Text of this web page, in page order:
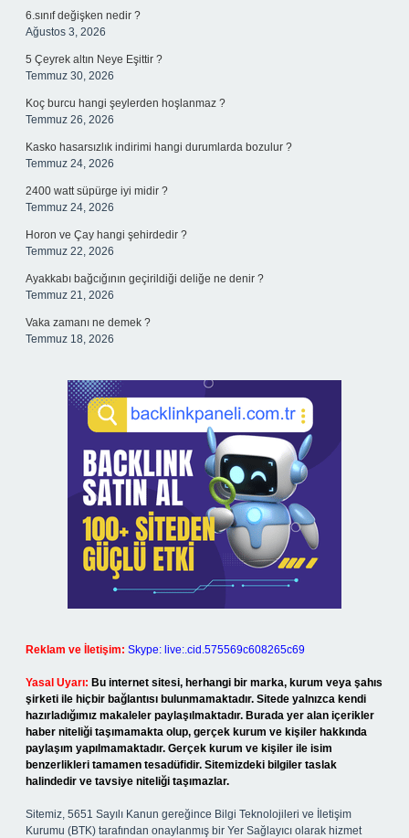
6.sınıf değişken nedir ?
Ağustos 3, 2026
5 Çeyrek altın Neye Eşittir ?
Temmuz 30, 2026
Koç burcu hangi şeylerden hoşlanmaz ?
Temmuz 26, 2026
Kasko hasarsızlık indirimi hangi durumlarda bozulur ?
Temmuz 24, 2026
2400 watt süpürge iyi midir ?
Temmuz 24, 2026
Horon ve Çay hangi şehirdedir ?
Temmuz 22, 2026
Ayakkabı bağcığının geçirildiği deliğe ne denir ?
Temmuz 21, 2026
Vaka zamanı ne demek ?
Temmuz 18, 2026
Reklam ve İletişim: Skype: live:.cid.575569c608265c69
Yasal Uyarı: Bu internet sitesi, herhangi bir marka, kurum veya şahıs
şirketi ile hiçbir bağlantısı bulunmamaktadır. Sitede yalnızca kendi
hazırladığımız makaleler paylaşılmaktadır. Burada yer alan içerikler
haber niteliği taşımamakta olup, gerçek kurum ve kişiler hakkında
paylaşım yapılmamaktadır. Gerçek kurum ve kişiler ile isim
benzerlikleri tamamen tesadüfidir. Sitemizdeki bilgiler taslak
halindedir ve tavsiye niteliği taşımazlar.
Sitemiz, 5651 Sayılı Kanun gereğince Bilgi Teknolojileri ve İletişim
Kurumu (BTK) tarafından onaylanmış bir Yer Sağlayıcı olarak hizmet